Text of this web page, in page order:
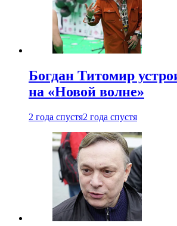
Богдан Титомир
на «Новой волне»
2 года спустя2 года спустя